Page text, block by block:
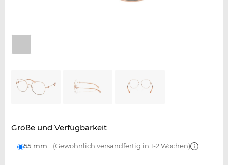
Größe und Verfügbarkeit
55 mm (Gewöhnlich versandfertig in 1-2 Wochen)